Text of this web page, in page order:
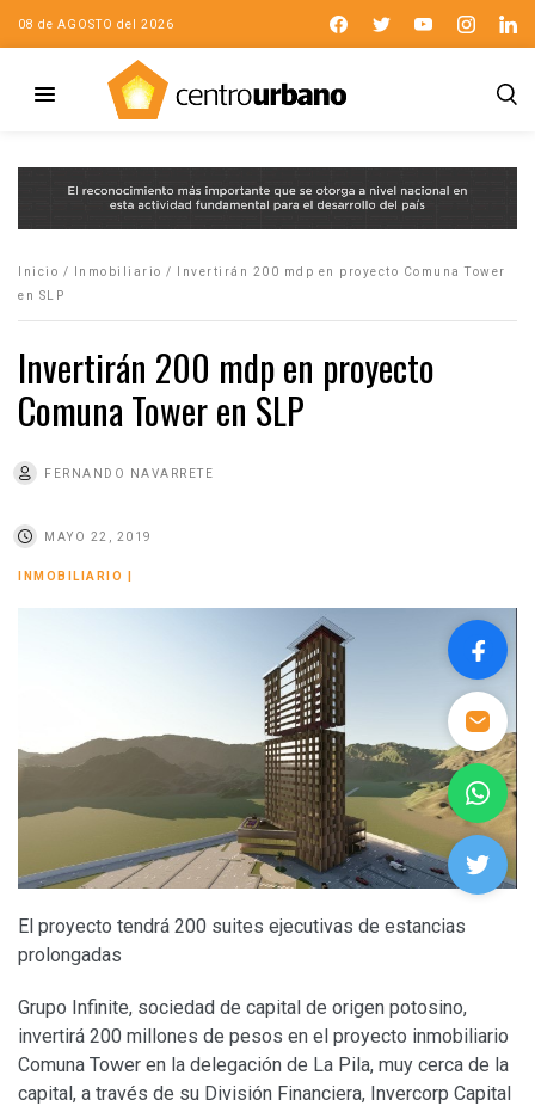
08 de AGOSTO del 2026
Inicio / Inmobiliario /
Invertirán 200 mdp en proyecto Comuna Tower
en SLP
Invertirán 200 mdp en proyecto
Comuna Tower en SLP
FERNANDO NAVARRETE
MAYO 22, 2019
INMOBILIARIO
El proyecto tendrá 200 suites ejecutivas de estancias
prolongadas
Grupo Infinite, sociedad de capital de origen potosino,
invertirá 200 millones de pesos en el proyecto inmobiliario
Comuna Tower en la delegación de La Pila, muy cerca de la
capital, a través de su División Financiera, Invercorp Capital